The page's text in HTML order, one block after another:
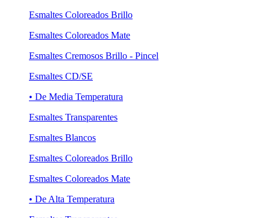
Esmaltes Coloreados Brillo
Esmaltes Coloreados Mate
Esmaltes Cremosos Brillo - Pincel
Esmaltes CD/SE
• De Media Temperatura
Esmaltes Transparentes
Esmaltes Blancos
Esmaltes Coloreados Brillo
Esmaltes Coloreados Mate
• De Alta Temperatura